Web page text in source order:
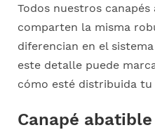
Todos nuestros
comparten la misma
diferencian en el
este detalle puede
cómo esté distribuida
Canapé